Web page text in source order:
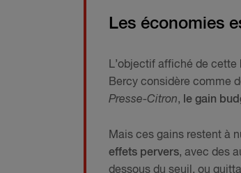
Les économies
L’objectif affiché de
Bercy considère comme
Presse-Citron, le gain
Mais ces gains restent à
effets pervers, avec des
dessous du seuil, ou